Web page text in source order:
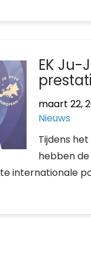
EK Ju-
maart 22,
Nieuws
Tijdens
hebben
internationale